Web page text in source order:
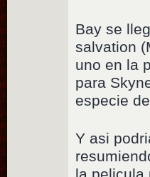
Bay se
salvation
uno en la
para
especie
Y asi
la pelicula